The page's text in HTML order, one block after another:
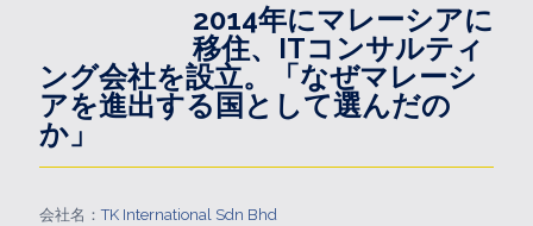
2014年にマレーシアに
移住、ITコンサルティ
ング会社を設立。「なぜマレーシ
アを進出する国として選んだの
か」
会社名：TK International Sdn Bhd